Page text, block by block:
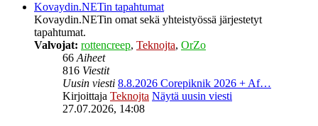
Kovaydin.NETin tapahtumat
Kovaydin.NETin omat sekä yhteistyössä järjestetyt
tapahtumat.
Valvojat: rottencreep, Teknojta, OrZo
66Aiheet
816 Viestit
Uusin viesti 8.8.2026 Corepiknik 2026 + Af…
Kirjoittaja Teknojta Näytä uusin viesti
27.07.2026, 14:08